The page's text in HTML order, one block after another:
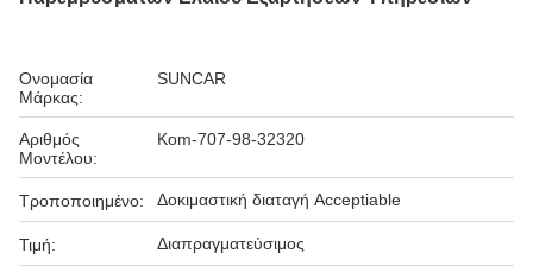
Ονομασία
Μάρκας:
SUNCAR
Αριθμός
Μοντέλου:
Kom-707-98-32320
Τροποποιημένο: Δοκιμαστική διαταγή Acceptiable
Τιμή: Διαπραγματεύσιμος